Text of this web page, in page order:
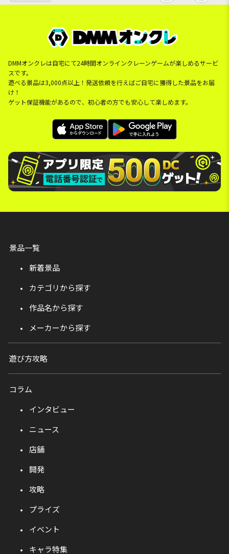
DMMオンクレは自宅にて24時間オンラインクレーンゲームが楽しめるサービ
スです。
遊べる景品は3,000点以上！発送依頼を行えばご自宅に獲得した景品をお届
け！
ゲット保証機能があるので、初心者の方でも安心して楽しめます。
景品一覧
新着景品
カテゴリから探す
作品名から探す
メーカーから探す
遊び方攻略
コラム
インタビュー
ニュース
店舗
開発
攻略
プライズ
イベント
キャラ特集